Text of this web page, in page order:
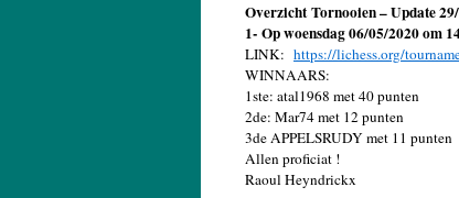
OverzichtTornooien – Update
1- Op woensdag 06/05/2020 om
LINK: https://lichess.org/
WINNAARS:
1ste: atal1968 met 40 punten
2de: Mar74 met 12 punten
3de APPELSRUDY met 11 punten
Allen proficiat !
Raoul Heyndrickx